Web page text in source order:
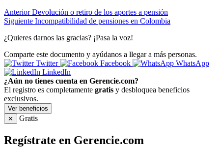
Anterior Devolución o retiro de los aportes a pensión
Siguiente Incompatibilidad de pensiones en Colombia
¿Quieres darnos las gracias? ¡Pasa la voz!
Comparte este documento y ayúdanos a llegar a más personas.
Twitter
Facebook
WhatsApp
LinkedIn
¿Aún no tienes cuenta en Gerencie.com?
El registro es completamente gratis y desbloquea beneficios
exclusivos.
Ver beneficios
✕
Gratis
Regístrate en Gerencie.com